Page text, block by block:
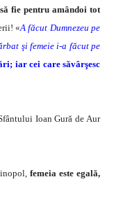
fie pentru amândoi tot
«A făcut Dumnezeu pe
şi femeie i-a făcut pe
iar cei care săvârşesc
Ioan Gură de Aur
femeia este egală,